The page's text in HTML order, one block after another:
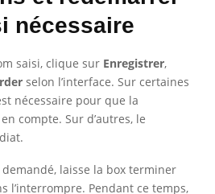
nécessaire
saisi, clique sur Enregistrer,
selon l’interface. Sur certaines
nécessaire pour que la
compte. Sur d’autres, le
laisse la box terminer
l’interrompre. Pendant ce temps,